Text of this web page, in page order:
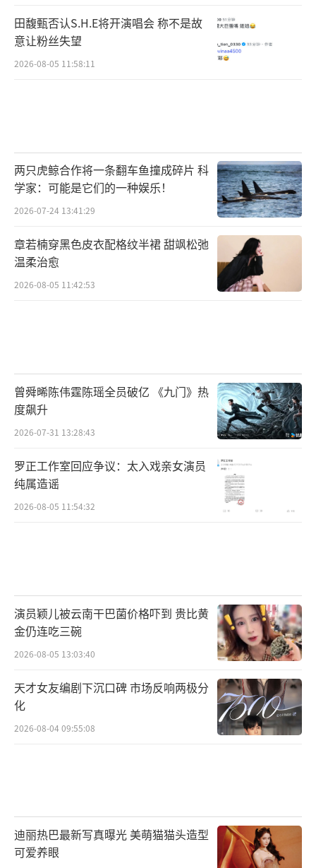
田馥甄否认S.H.E将开演唱会 称不是故
意让粉丝失望
2026-08-05 11:58:11
两只虎鲸合作将一条翻车鱼撞成碎片 科
学家：可能是它们的一种娱乐！
2026-07-24 13:41:29
章若楠穿黑色皮衣配格纹半裙 甜飒松弛
温柔治愈
2026-08-05 11:42:53
曾舜晞陈伟霆陈瑶全员破亿 《九门》热
度飙升
2026-07-31 13:28:43
罗正工作室回应争议：太入戏亲女演员
纯属造谣
2026-08-05 11:54:32
演员颖儿被云南干巴菌价格吓到 贵比黄
金仍连吃三碗
2026-08-05 13:03:40
天才女友编剧下沉口碑 市场反响两极分
化
2026-08-04 09:55:08
迪丽热巴最新写真曝光 美萌猫猫头造型
可爱养眼